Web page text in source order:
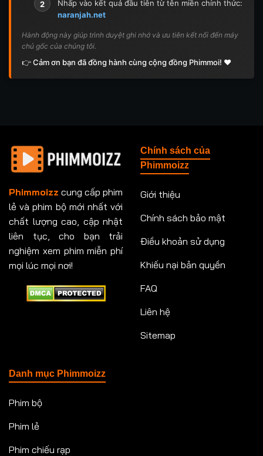
2
Nhấp vào kết quả đầu tiên từ tên miền chính thức:
naranjah.net
Hành động này giúp trình duyệt ghi nhớ và ưu tiên kết nối đến máy
chủ gốc của chúng tôi.
👉 Cảm ơn bạn đã đồng hành cùng cộng đồng Phimmoi! ❤️
Phimmoizz cung cấp phim
lẻ và phim bộ mới nhất với
chất lượng cao, cập nhật
liên tục, cho bạn trải
nghiệm xem phim miễn phí
mọi lúc mọi nơi!
Chính sách của
Phimmoizz
Giới thiệu
Chính sách bảo mật
Điều khoản sử dụng
Khiếu nại bản quyền
FAQ
Liên hệ
Sitemap
Danh mục Phimmoizz
Phim bộ
Phim lẻ
Phim chiếu rạp